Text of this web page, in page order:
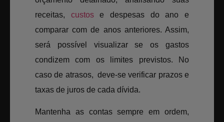
receitas, custose despesas do ano e
comparar com de anos anteriores. Assim,
será possível visualizar se os gastos
condizem com os limites previstos. No
caso de atrasos, deve-se verificar prazos e
taxas de juros de cada dívida.
Mantenha as contas sempre em ordem,